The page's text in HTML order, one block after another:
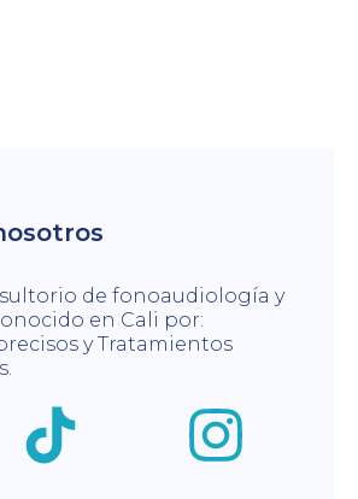
de fonoaudiología y
en Cali por:
y Tratamientos